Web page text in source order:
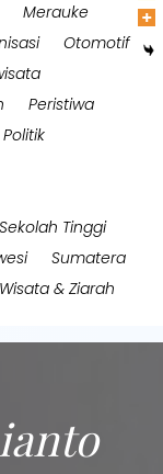
Merauke
Otomotif
Peristiwa
Politik
Sekolah Tinggi
Sumatera
Wisata & Ziarah